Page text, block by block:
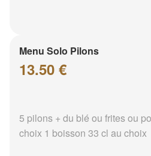
Menu Solo Pilons
13.50 €
5 pilons + du blé ou frites ou
choix 1 boisson 33 cl au choix